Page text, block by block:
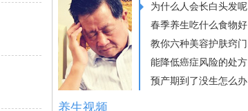
为什么人会长白头发呢
春季养生吃什么食物好
教你六种美容护肤窍门
能降低癌症风险的处方
预产期到了没生怎么办
养生视频